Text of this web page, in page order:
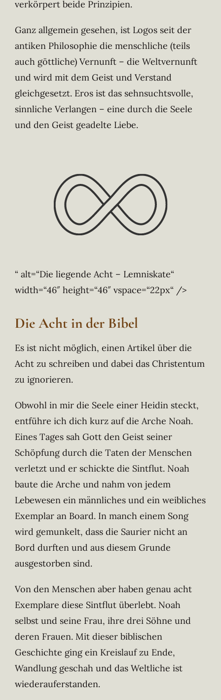
verkörpert beide Prinzipien.
Ganz allgemein gesehen, ist Logos seit der
antiken Philosophie die menschliche (teils
auch göttliche) Vernunft – die Weltvernunft
und wird mit dem Geist und Verstand
gleichgesetzt. Eros ist das sehnsuchtsvolle,
sinnliche Verlangen – eine durch die Seele
und den Geist geadelte Liebe.
“ alt=“Die liegende Acht – Lemniskate“
width=“46″ height=“46″ vspace=“22px“ />
Die Acht in der Bibel
Es ist nicht möglich, einen Artikel über die
Acht zu schreiben und dabei das Christentum
zu ignorieren.
Obwohl in mir die Seele einer Heidin steckt,
entführe ich dich kurz auf die Arche Noah.
Eines Tages sah Gott den Geist seiner
Schöpfung durch die Taten der Menschen
verletzt und er schickte die Sintflut. Noah
baute die Arche und nahm von jedem
Lebewesen ein männliches und ein weibliches
Exemplar an Board. In manch einem Song
wird gemunkelt, dass die Saurier nicht an
Bord durften und aus diesem Grunde
ausgestorben sind.
Von den Menschen aber haben genau acht
Exemplare diese Sintflut überlebt. Noah
selbst und seine Frau, ihre drei Söhne und
deren Frauen. Mit dieser biblischen
Geschichte ging ein Kreislauf zu Ende,
Wandlung geschah und das Weltliche ist
wiederauferstanden.